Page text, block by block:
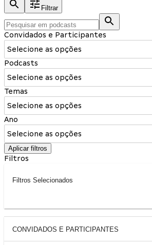
Filtrar
Convidados e Participantes
Selecione as opções
Podcasts
Selecione as opções
Temas
Selecione as opções
Ano
Selecione as opções
Aplicar filtros
Filtros
Filtros Selecionados
CONVIDADOS E PARTICIPANTES